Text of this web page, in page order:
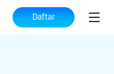
Daftar
JPY